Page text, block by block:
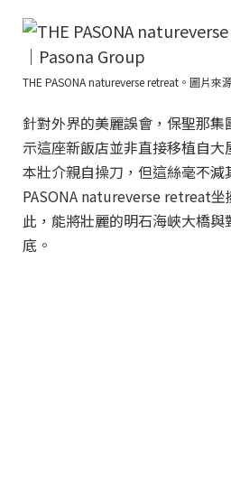
THE PASONA natureverse retreat。圖片來
針對外界的美麗誤會，保聖那
示這座新飯店並非直接移植自
本壯介親自操刀，但這絲毫不減
PASONA natureverse retreat
此，能將壯麗的明石海峽大橋
底。